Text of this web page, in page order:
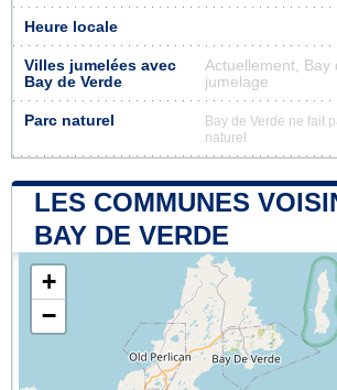
Heure locale
Villes jumelées avec
Bay de Verde
Actuellement, Bay
jumelage
Parc naturel
Bay de Verde ne fait
naturel
LES COMMUNES
BAY DE VERDE
+
−